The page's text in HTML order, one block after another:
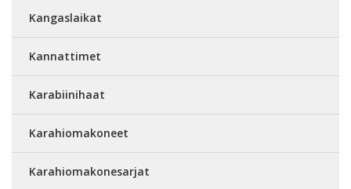
Kangaslaikat
Kannattimet
Karabiinihaat
Karahiomakoneet
Karahiomakonesarjat